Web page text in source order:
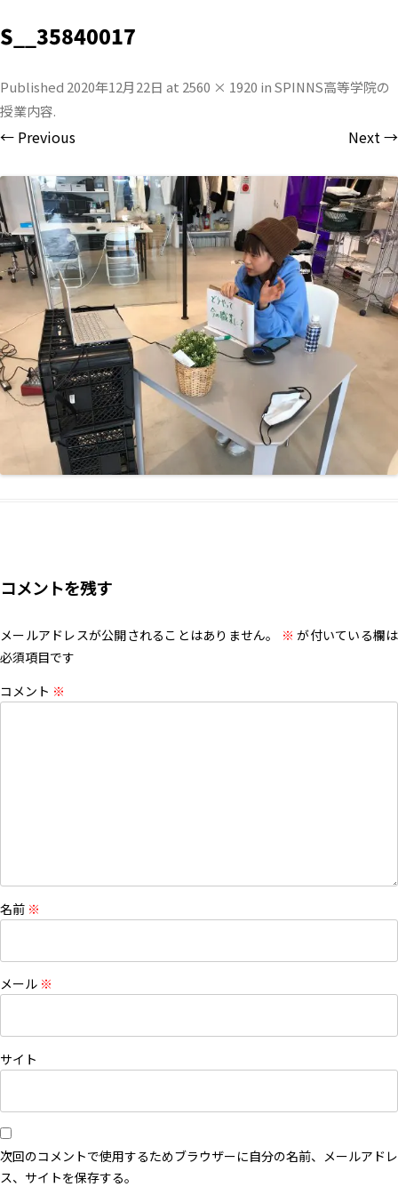
S__35840017
Published 2020年12月22日 at 2560 × 1920 inSPINNS高等学院の
授業内容.
← Previous Next →
コメントを残す
メールアドレスが公開されることはありません。 ※ が付いている欄は
必須項目です
コメント ※
名前 ※
メール ※
サイト
次回のコメントで使用するためブラウザーに自分の名前、メールアドレ
ス、サイトを保存する。